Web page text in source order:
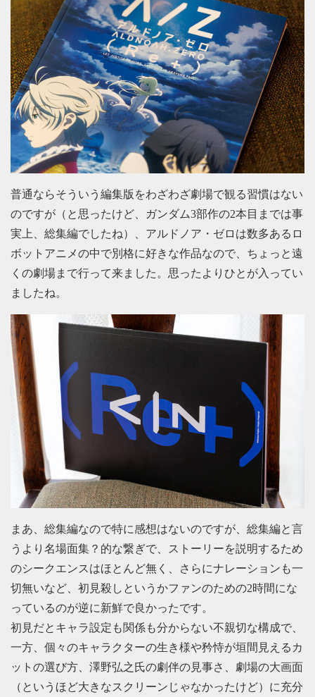
普通ならそういう編集版をわざわざ劇場で観る習慣はない
のですが（と思ったけど、ガンダム3部作の2本目までは事
実上、総集編でしたね）、アルドノア・ゼロは数多あるロ
ボットアニメの中で別格に好きな作品なので、ちょっと遠
くの劇場まで行って来ました。思ったよりひとが入ってい
ましたね。
まあ、総集編なので特に感想はないのですが、総集編と言
うより名場面集？的な繋ぎで、ストーリーを説明するため
のシークエンスはほとんど無く、さらにナレーションも一
切無いなど、初見殺しというかファンのための2時間にな
っているのが逆に新鮮で良かったです。
初見だとキャラ設定も関係も分からない不親切な構成で、
一方、個々のキャラクターの生き様や矜恃が垣間見えるカ
ットの選び方、澤野弘之氏の劇伴の見事さ、劇場の大画面
（というほど大きなスクリーンじゃなかったけど）に充分